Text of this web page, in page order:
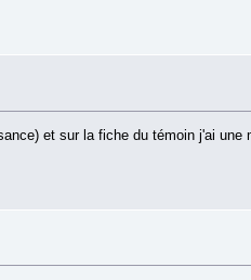
et sur la fiche du témoin j'ai